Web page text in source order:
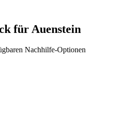
für Auenstein
Nachhilfe-Optionen